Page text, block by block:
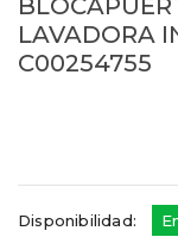
LAVADORA
C00254755
Disponibilidad: